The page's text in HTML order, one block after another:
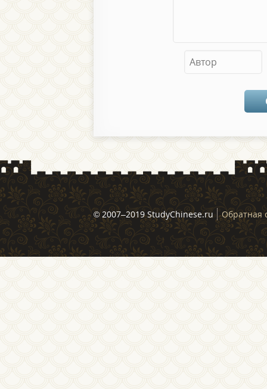
© 2007–2019 StudyChinese.ru Обратная